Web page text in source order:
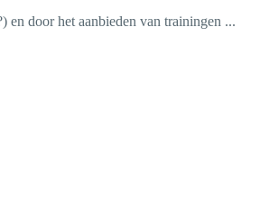
en door het aanbieden van trainingen ...